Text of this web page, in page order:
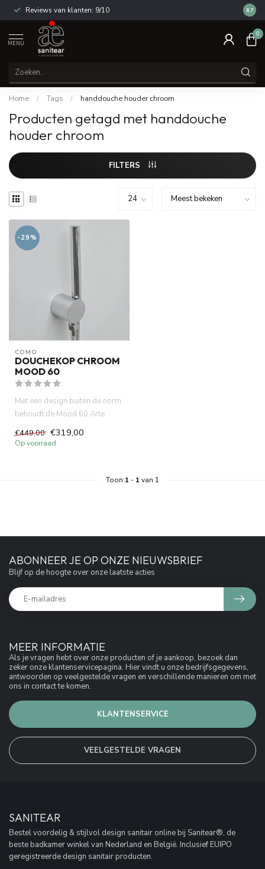
Reviews van klanten: 9/10 14
8.7
MENU
0
Home / Tags / handdouche houder chroom
Producten getagd met handdouche
houder chroom
FILTERS
-29%
COMO
DOUCHEKOP CHROOM
MOOD 60
Met een design buiten de norm
behoudt de Mood 60 Arte
douchekop set chroom alsno...
€449,00 €319,00
Op voorraad
Toon 1 - 1 van 1
MEER INFORMATIE
Als je vragen hebt over onze producten of je aankoop, bezoek dan
zeker onze klantenservicepagina. Hier vindt u onze bedrijfsgegevens,
antwoorden op veelgestelde vragen en verschillende manieren om met
ons in contact te komen.
KLANTENSERVICE
VEELGESTELDE VRAGEN
ABONNEER JE OP ONZE NIEUWSBRIEF
Blijf op de hoogte over onze laatste acties
SANITEAR
Bestel voordelig & stijlvol design sanitair online bij Sanitear®, de
beste badkamer winkel van Nederland en België. Inclusief EUIPO
geregistreerde design sanitair producten.